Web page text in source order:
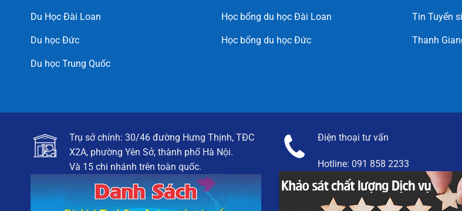
Du Học Đài Loan
Du học Đức
Du học Trung Quốc
Học bổng du học Đài Loan
Học bổng du học Đức
Tin Tuyển
Thanh
Trụ sở chính: 30/46 đường Hưng Thịnh, TĐC
X2A, phường Yên Sở, thành phố Hà Nội.
Và 15 chi nhánh trên toàn quốc.
Điện thoại tư vấn
Hotline: 091 858 2233